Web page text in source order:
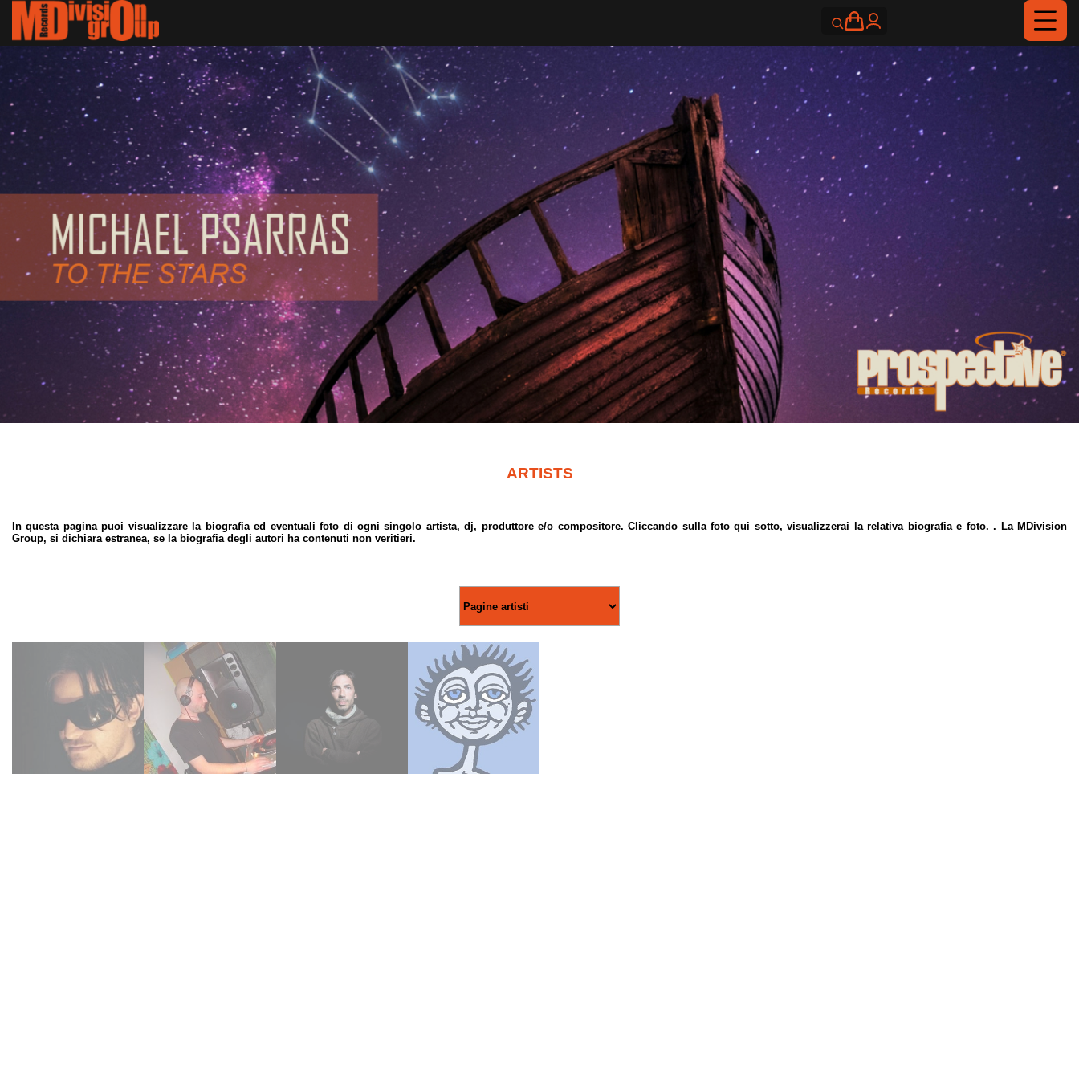
ARTISTS
In questa pagina puoi visualizzare la biografia ed eventuali foto di ogni singolo artista, dj, produttore e/o compositore. Cliccando sulla foto qui sotto, visualizzerai la relativa biografia e foto. . La MDivision
Group, si dichiara estranea, se la biografia degli autori ha contenuti non veritieri.